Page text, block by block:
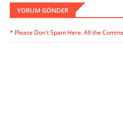
YORUM GÖNDER
* Please Don't Spam Here. All the